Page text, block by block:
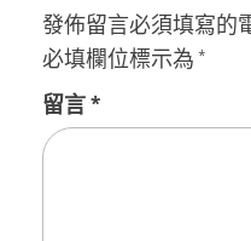
發佈留言必須填寫的
必填欄位標示為 *
留言*